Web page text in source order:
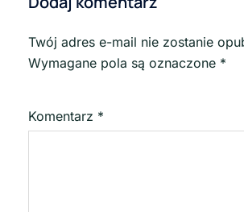
Twój adres e-mail nie zostanie
Wymagane pola są oznaczone *
Komentarz *